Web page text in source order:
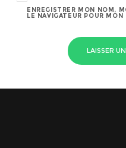
ENREGISTRER MON NOM,
LE NAVIGATEUR POUR